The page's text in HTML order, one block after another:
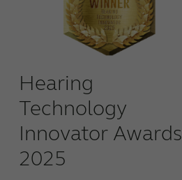
Hearing
Technology
Innovator Awards
2025